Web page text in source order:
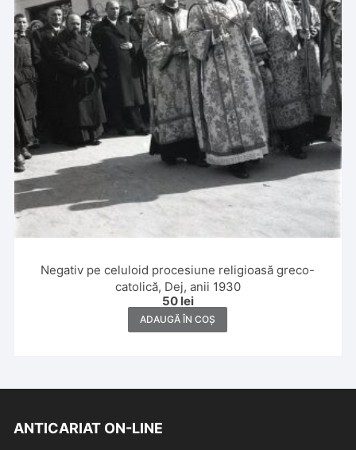
Negativ pe celuloid procesiune religioasă greco-
catolică, Dej, anii 1930
50 lei
ADAUGĂ ÎN COȘ
ANTICARIAT ON-LINE